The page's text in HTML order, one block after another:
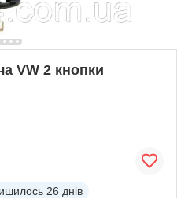
VW 2 кнопки
26 днів